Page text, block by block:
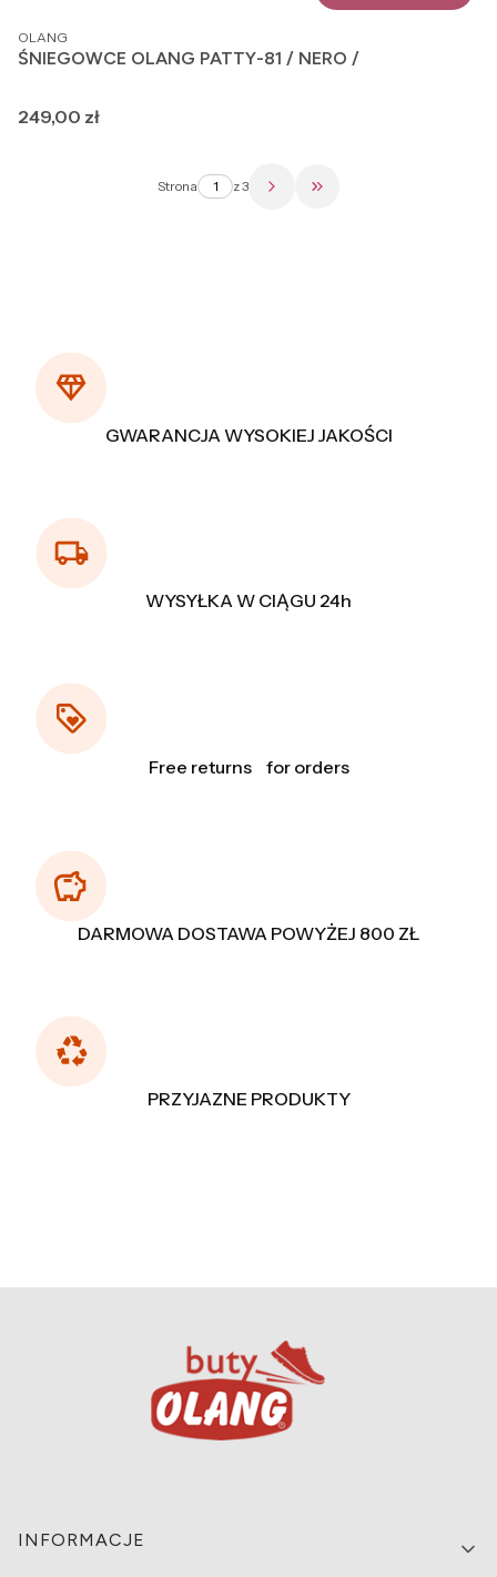
PRODUCENT
OLANG
ŚNIEGOWCE OLANG PATTY-81 / NERO /
Cena
249,00 zł
Strona z 3 Przejdź do ostatniej
GWARANCJA WYSOKIEJ JAKOŚCI
WYSYŁKA W CIĄGU 24h
Free returns for orders
DARMOWA DOSTAWA POWYŻEJ 800 ZŁ
PRZYJAZNE PRODUKTY
Linki w stopce
INFORMACJE